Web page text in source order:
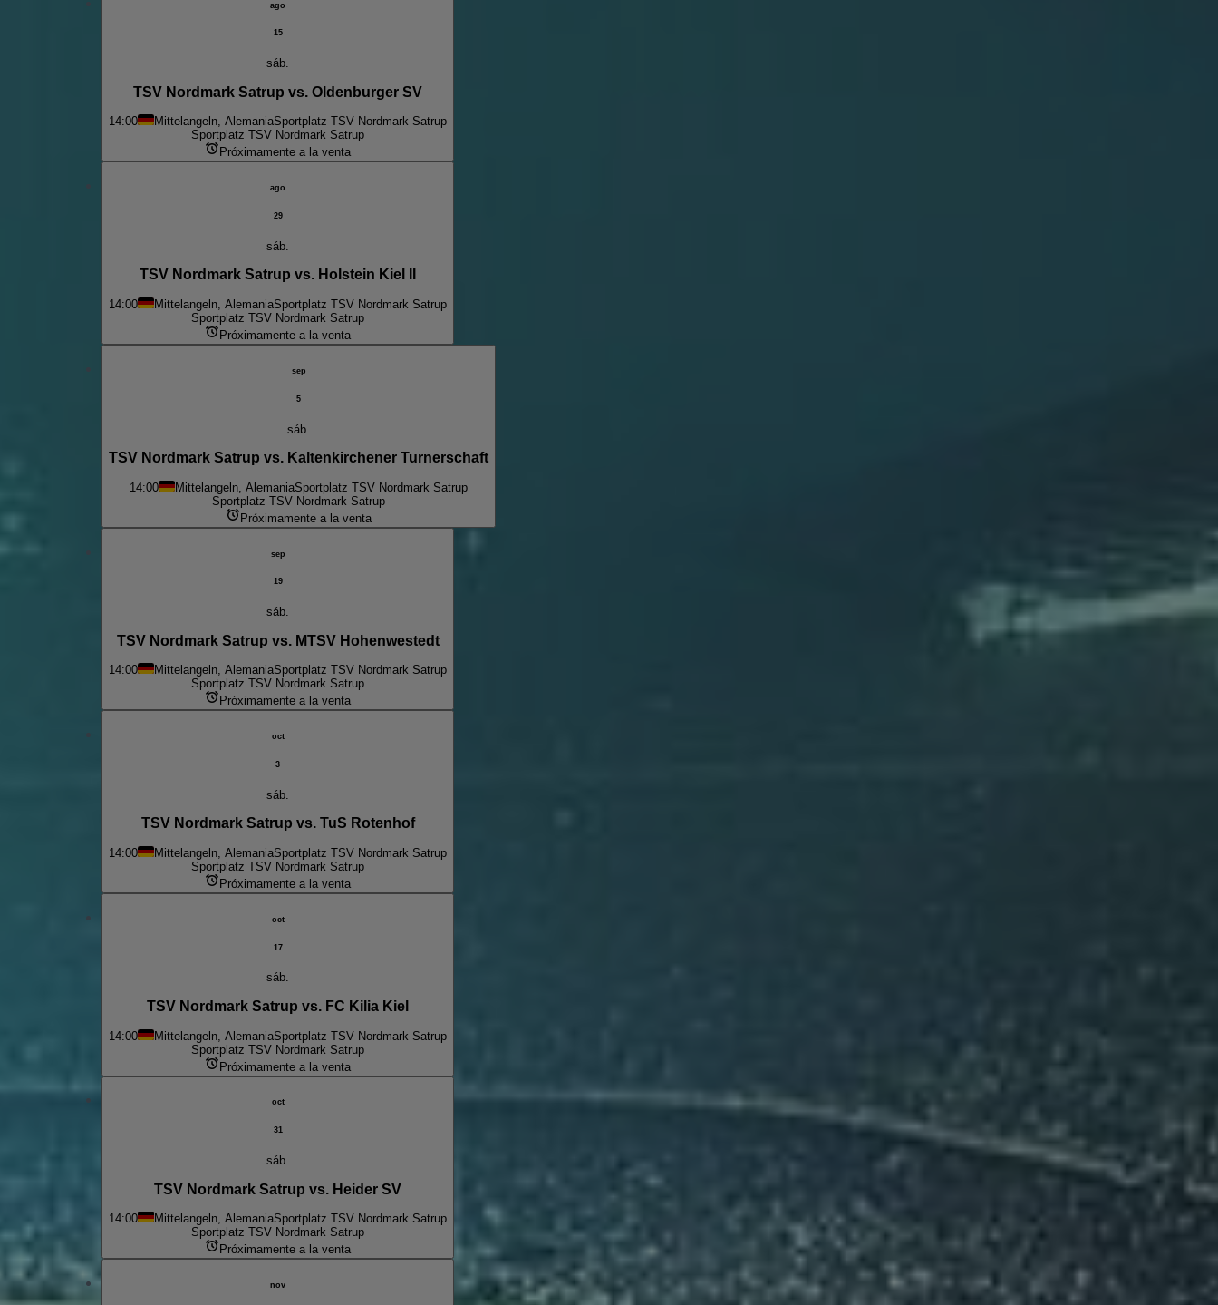
ago
15
sáb.
TSV Nordmark Satrup vs. Oldenburger SV
14:00 Mittelangeln, AlemaniaSportplatz TSV Nordmark Satrup
Sportplatz TSV Nordmark Satrup
Próximamente a la venta
ago
29
sáb.
TSV Nordmark Satrup vs. Holstein Kiel II
14:00 Mittelangeln, AlemaniaSportplatz TSV Nordmark Satrup
Sportplatz TSV Nordmark Satrup
Próximamente a la venta
sep
5
sáb.
TSV Nordmark Satrup vs. Kaltenkirchener Turnerschaft
14:00 Mittelangeln, AlemaniaSportplatz TSV Nordmark Satrup
Sportplatz TSV Nordmark Satrup
Próximamente a la venta
sep
19
sáb.
TSV Nordmark Satrup vs. MTSV Hohenwestedt
14:00 Mittelangeln, AlemaniaSportplatz TSV Nordmark Satrup
Sportplatz TSV Nordmark Satrup
Próximamente a la venta
oct
3
sáb.
TSV Nordmark Satrup vs. TuS Rotenhof
14:00 Mittelangeln, AlemaniaSportplatz TSV Nordmark Satrup
Sportplatz TSV Nordmark Satrup
Próximamente a la venta
oct
17
sáb.
TSV Nordmark Satrup vs. FC Kilia Kiel
14:00 Mittelangeln, AlemaniaSportplatz TSV Nordmark Satrup
Sportplatz TSV Nordmark Satrup
Próximamente a la venta
oct
31
sáb.
TSV Nordmark Satrup vs. Heider SV
14:00 Mittelangeln, AlemaniaSportplatz TSV Nordmark Satrup
Sportplatz TSV Nordmark Satrup
Próximamente a la venta
nov